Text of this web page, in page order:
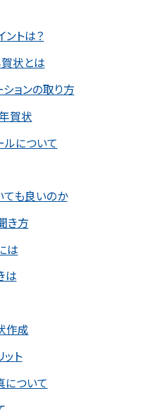
トは？
状とは
ョンの取り方
賀状
について
も良いのか
き方
は
は
作成
ト
について